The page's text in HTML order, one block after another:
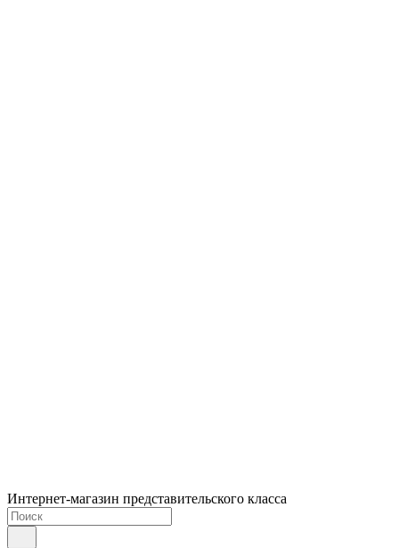
Интернет-магазин представительского класса